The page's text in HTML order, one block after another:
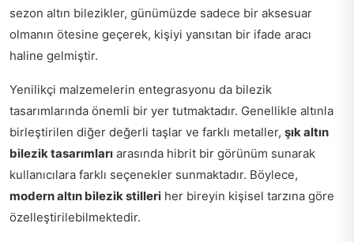
sezon altın bilezikler, günümüzde sadece bir aksesuar
olmanın ötesine geçerek, kişiyi yansıtan bir ifade aracı
haline gelmiştir.
Yenilikçi malzemelerin entegrasyonu da bilezik
tasarımlarında önemli bir yer tutmaktadır. Genellikle altınla
birleştirilen diğer değerli taşlar ve farklı metaller, şık altın
bilezik tasarımları arasında hibrit bir görünüm sunarak
kullanıcılara farklı seçenekler sunmaktadır. Böylece,
modern altın bilezik stilleri her bireyin kişisel tarzına göre
özelleştirilebilmektedir.